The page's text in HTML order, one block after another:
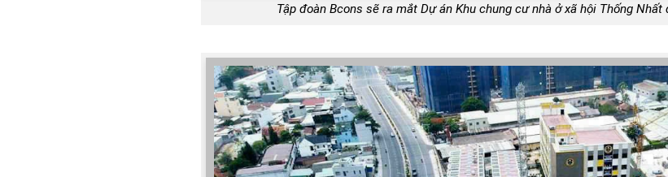
Tập đoàn Bcons sẽ ra mắt Dự án Khu chung cư nhà ở xã hội Thống